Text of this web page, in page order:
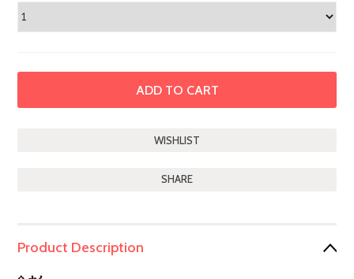
SHARE
Product Description